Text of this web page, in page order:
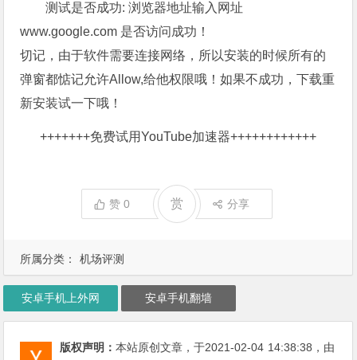
所属分类： 机场评测
测试是否成功: 浏览器地址输入网址
www.google.com 是否访问成功！
切记，由于软件需要连接网络，所以安装的时候所有的
弹窗都惦记允许Allow,给他权限哦！如果不成功，下载重
新安装试一下哦！
+++++++免费试用YouTube加速器++++++++++++
赞0 赏 分享
安卓手机上外网 安卓手机翻墙
版权声明：本站原创文章，于2021-02-04 14:38:38 ，由